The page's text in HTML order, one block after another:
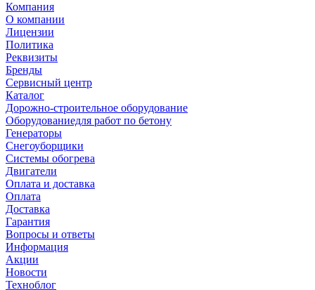
Компания
О компании
Лицензии
Политика
Реквизиты
Бренды
Сервисный центр
Каталог
Дорожно-строительное оборудование
Оборудованиедля работ по бетону
Генераторы
Снегоуборщики
Системы обогрева
Двигатели
Оплата и доставка
Оплата
Доставка
Гарантия
Вопросы и ответы
Информация
Акции
Новости
Техноблог